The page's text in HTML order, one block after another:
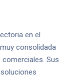
en el
consolidada
Sus